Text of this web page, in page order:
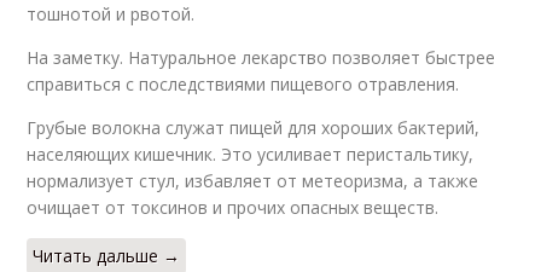
тошнотой и рвотой.
На заметку. Натуральное лекарство позволяет быстрее
справиться с последствиями пищевого отравления.
Грубые волокна служат пищей для хороших бактерий,
населяющих кишечник. Это усиливает перистальтику,
нормализует стул, избавляет от метеоризма, а также
очищает от токсинов и прочих опасных веществ.
Читать дальше →